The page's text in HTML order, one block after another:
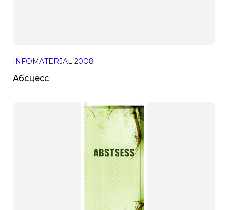
INFOMATERJAL 2008
Абсцесс